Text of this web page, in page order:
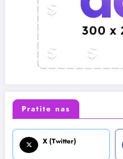
Pratite nas
X (Twitter)